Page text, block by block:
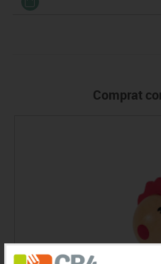
Comprat